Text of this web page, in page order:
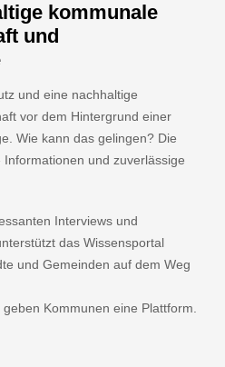
kommunale
und
und eine nachhaltige
vor dem Hintergrund einer
Wie kann das gelingen? Die
und zuverlässige
Interviews und
das Wissensportal
und Gemeinden auf dem Weg
Kommunen eine Plattform.